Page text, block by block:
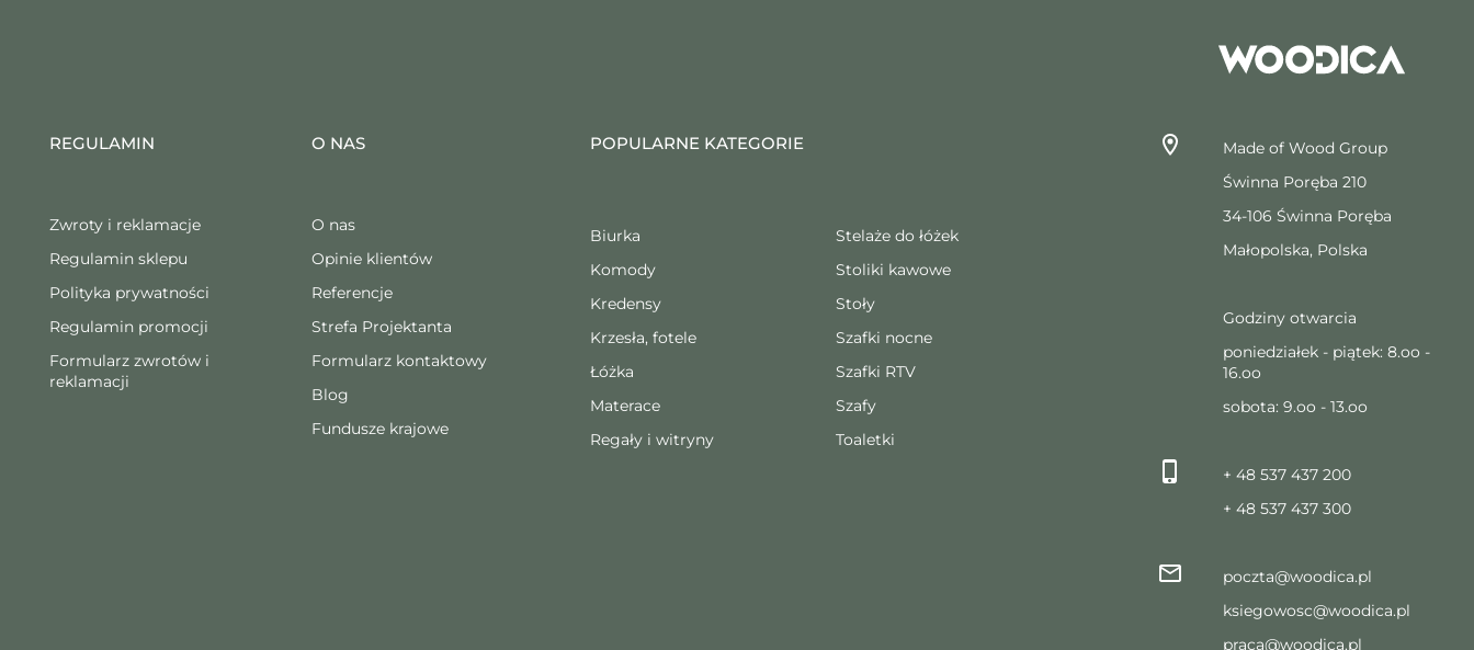
REGULAMIN
Zwroty i reklamacje
Regulamin sklepu
Polityka prywatności
Regulamin promocji
Formularz zwrotów i
reklamacji
O NAS
O nas
Opinie klientów
Referencje
Strefa Projektanta
Formularz kontaktowy
Blog
Fundusze krajowe
POPULARNE KATEGORIE
Biurka
Komody
Kredensy
Krzesła, fotele
Łóżka
Materace
Regały i witryny
Stelaże do łóżek
Stoliki kawowe
Stoły
Szafki nocne
Szafki RTV
Szafy
Toaletki
Made of Wood Group
Świnna Poręba 210
34-106 Świnna Poręba
Małopolska, Polska
Godziny otwarcia
poniedziałek - piątek: 8.oo -
16.oo
sobota: 9.oo - 13.oo
+ 48 537 437 200
+ 48 537 437 300
poczta@woodica.pl
ksiegowosc@woodica.pl
praca@woodica.pl